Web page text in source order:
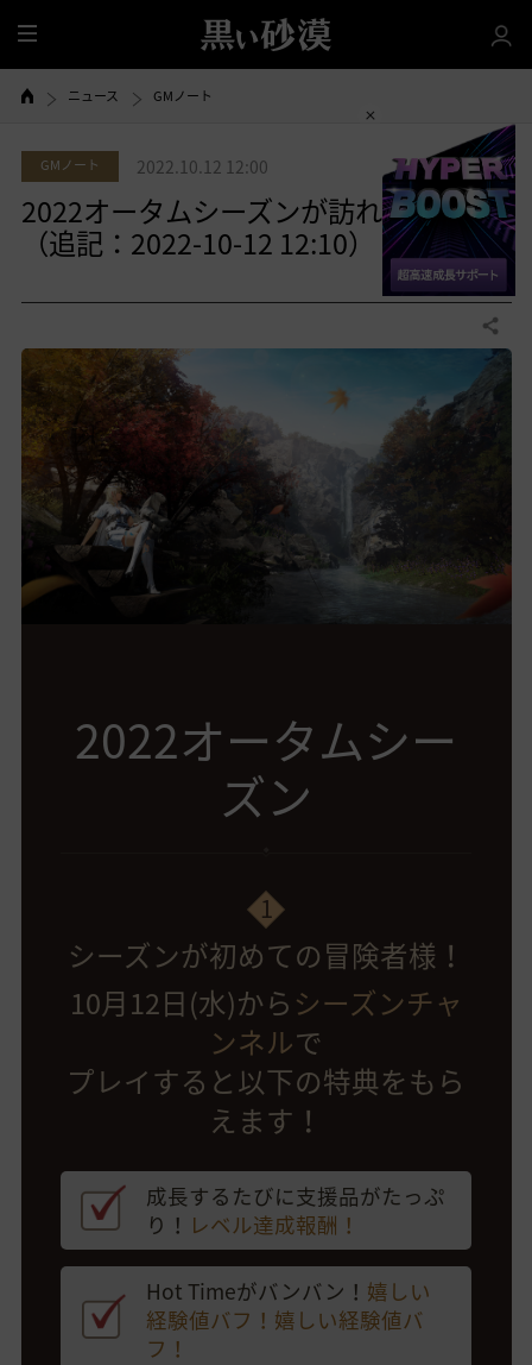
全
体
ニュース GMノート
GMノート 2022.10.12 12:00
2022オータムシーズンが訪れます。
（追記：2022-10-12 12:10）
共有する
2022オータムシー
ズン
1
シーズンが初めての冒険者様！
10月12日(水)から シーズンチャ
ンネルで
プレイすると以下の特典をもら
えます！
成長するたびに支援品がたっぷ
り！ レベル達成報酬！
Hot Timeがバンバン！ 嬉しい
経験値バフ！嬉しい経験値バ
フ！